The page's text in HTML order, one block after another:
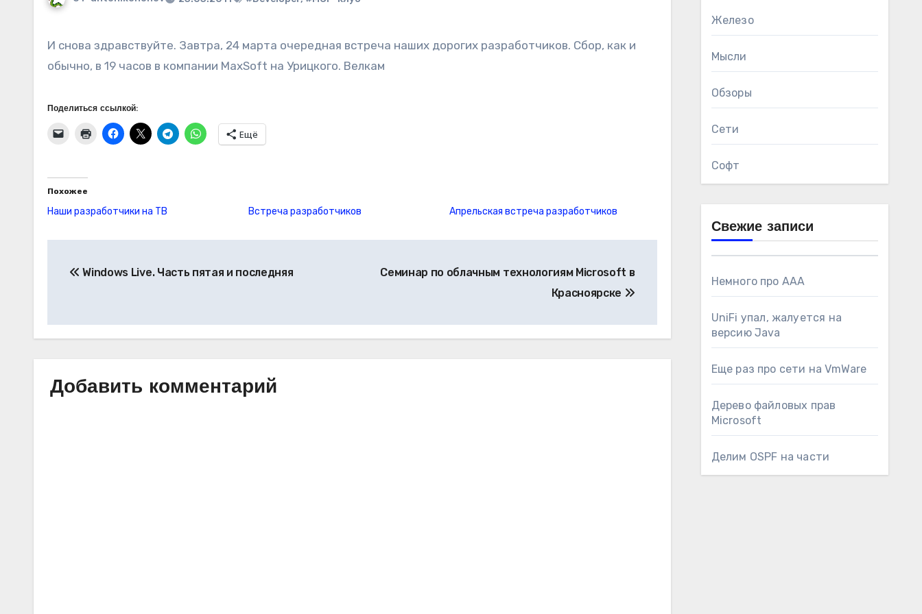
И снова здравствуйте. Завтра, 24 марта очередная встреча наших дорогих разработчиков. Сбор, как и
обычно, в 19 часов в компании MaxSoft на Урицкого. Велкам
Поделиться ссылкой:
Ещё
Похожее
Наши разработчики на ТВ Встреча разработчиков Апрельская встреча разработчиков
по
Windows Live. Часть пятая и последняя
Семинар по облачным технологиям Microsoft в
Красноярске
Добавить комментарий
Железо
Мысли
Обзоры
Сети
Софт
Свежие записи
Немного про AAA
UniFi упал, жалуется на
версию Java
Еще раз про сети на VmWare
Дерево файловых прав
Microsoft
Делим OSPF на части